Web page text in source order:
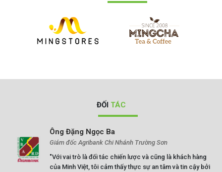
ĐỐI TÁC
Ông Trần Tiến Bảy
Tổng Giám đốc Công ty Cổ Phần Hoá Chất Sơn Hà Nội
"Sơn Hà Nội không chỉ là một đối tác đơn thuần mà chúng
tôi còn là người đồng hành của MINHVIET HOLDINGS.